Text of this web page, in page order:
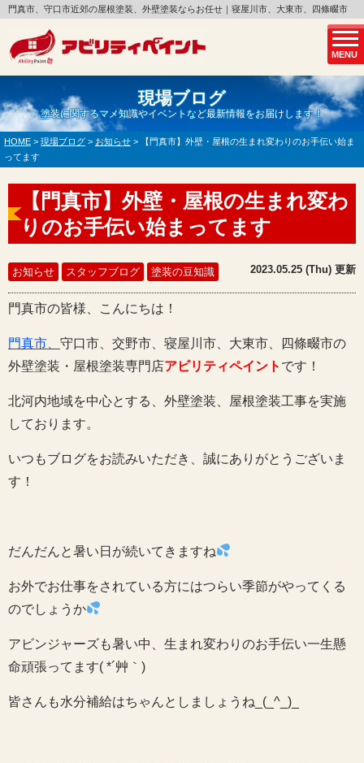
MENU
門真市、守口市近郊の屋根塗装、外壁塗装ならお任せ｜寝屋川市、大東市、四條畷市
現場ブログ
塗装に関するマメ知識やイベントなど最新情報をお届けします！
HOME > 現場ブログ > お知らせ >
【門真市】外壁・屋根の生まれ変わりのお手伝い始ま
ってます
【門真市】外壁・屋根の生まれ変わ
りのお手伝い始まってます
お知らせ スタッフブログ 塗装の豆知識 2023.05.25 (Thu) 更新
門真市の皆様、こんにちは！
門真市、 守口市、交野市、寝屋川市、大東市、四條畷市の
外壁塗装・屋根塗装専門店アビリティペイント です！
北河内地域を中心とする、外壁塗装、屋根塗装工事を実施
しております。
いつもブログをお読みいただき、誠にありがとうございま
す！
だんだんと暑い日が続いてきますね
お外でお仕事をされている方にはつらい季節がやってくる
のでしょうか
アビンジャーズも暑い中、生まれ変わりのお手伝い一生懸
命頑張ってます( *´艸｀)
皆さんも水分補給はちゃんとしましょうね_(_^_)_